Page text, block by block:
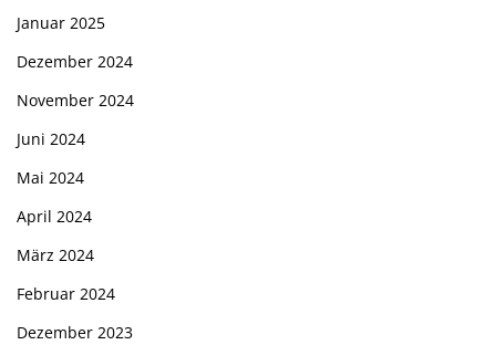
Januar 2025
Dezember 2024
November 2024
Juni 2024
Mai 2024
April 2024
März 2024
Februar 2024
Dezember 2023